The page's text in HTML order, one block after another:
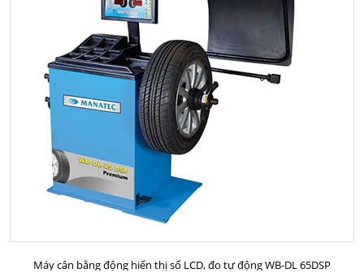
MUA HÀNG
Máy cân bằng động hiển thị số LCD, đo tự động WB-DL 65DSP